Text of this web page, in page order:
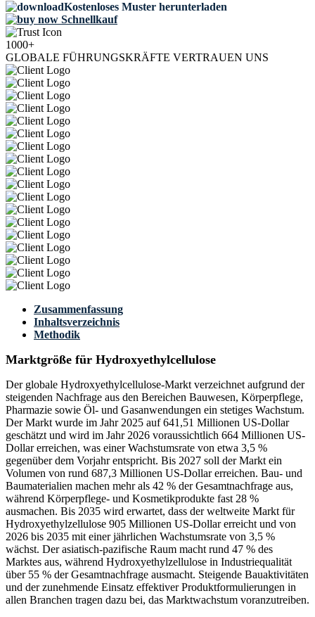
Kostenloses Muster herunterladen
Schnellkauf
1000+
GLOBALE FÜHRUNGSKRÄFTE VERTRAUEN UNS
Zusammenfassung
Inhaltsverzeichnis
Methodik
Marktgröße für Hydroxyethylcellulose
Der globale Hydroxyethylcellulose-Markt verzeichnet aufgrund der
steigenden Nachfrage aus den Bereichen Bauwesen, Körperpflege,
Pharmazie sowie Öl- und Gasanwendungen ein stetiges Wachstum.
Der Markt wurde im Jahr 2025 auf 641,51 Millionen US-Dollar
geschätzt und wird im Jahr 2026 voraussichtlich 664 Millionen US-
Dollar erreichen, was einer Wachstumsrate von etwa 3,5 %
gegenüber dem Vorjahr entspricht. Bis 2027 soll der Markt ein
Volumen von rund 687,3 Millionen US-Dollar erreichen. Bau- und
Baumaterialien machen mehr als 42 % der Gesamtnachfrage aus,
während Körperpflege- und Kosmetikprodukte fast 28 %
ausmachen. Bis 2035 wird erwartet, dass der weltweite Markt für
Hydroxyethylzellulose 905 Millionen US-Dollar erreicht und von
2026 bis 2035 mit einer jährlichen Wachstumsrate von 3,5 %
wächst. Der asiatisch-pazifische Raum macht rund 47 % des
Marktes aus, während Hydroxyethylzellulose in Industriequalität
über 55 % der Gesamtnachfrage ausmacht. Steigende Bauaktivitäten
und der zunehmende Einsatz effektiver Produktformulierungen in
allen Branchen tragen dazu bei, das Marktwachstum voranzutreiben.